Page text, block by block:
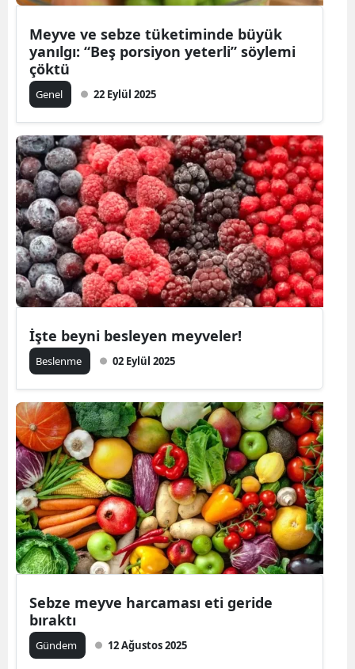
Meyve ve sebze tüketiminde büyük
yanılgı: “Beş porsiyon yeterli” söylemi
çöktü
Genel 22 Eylül 2025
İşte beyni besleyen meyveler!
Beslenme 02 Eylül 2025
Sebze meyve harcaması eti geride
bıraktı
Gündem 12 Ağustos 2025